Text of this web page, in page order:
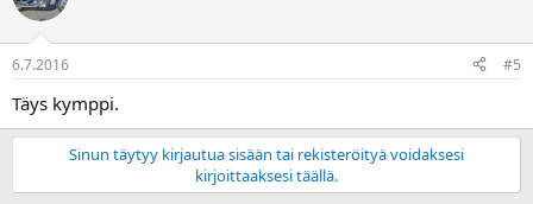
6.7.2016 #5
Täys kymppi.
Sinun täytyy kirjautua sisään tai rekisteröityä voidaksesi
kirjoittaaksesi täällä.